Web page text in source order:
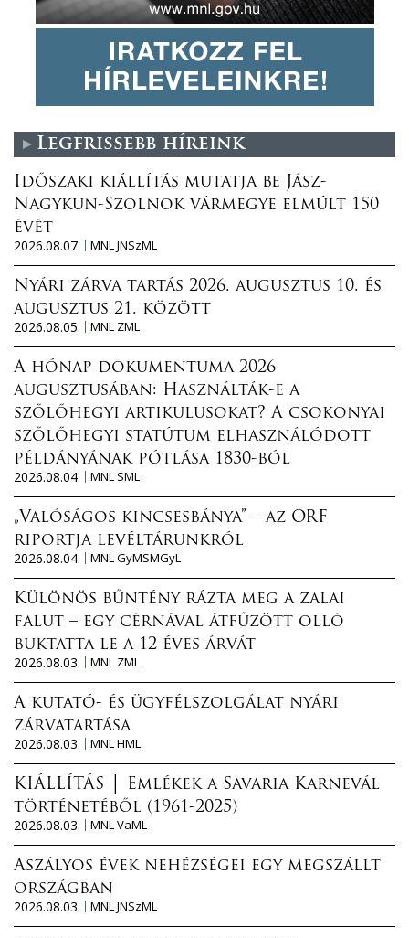
Legfrissebb híreink
Időszaki kiállítás mutatja be Jász-
Nagykun-Szolnok vármegye elmúlt 150
évét
2026.08.07.
MNL JNSzML
Nyári zárva tartás 2026. augusztus 10. és
augusztus 21. között
2026.08.05.
MNL ZML
A hónap dokumentuma 2026
augusztusában: Használták-e a
szőlőhegyi artikulusokat? A csokonyai
szőlőhegyi statútum elhasználódott
példányának pótlása 1830-ból
2026.08.04.
MNL SML
„Valóságos kincsesbánya” – az ORF
riportja levéltárunkról
2026.08.04.
MNL GyMSMGyL
Különös bűntény rázta meg a zalai
falut – egy cérnával átfűzött olló
buktatta le a 12 éves árvát
2026.08.03.
MNL ZML
A kutató- és ügyfélszolgálat nyári
zárvatartása
2026.08.03.
MNL HML
KIÁLLÍTÁS │ Emlékek a Savaria Karnevál
történetéből (1961-2025)
2026.08.03.
MNL VaML
Aszályos évek nehézségei egy megszállt
országban
2026.08.03.
MNL JNSzML